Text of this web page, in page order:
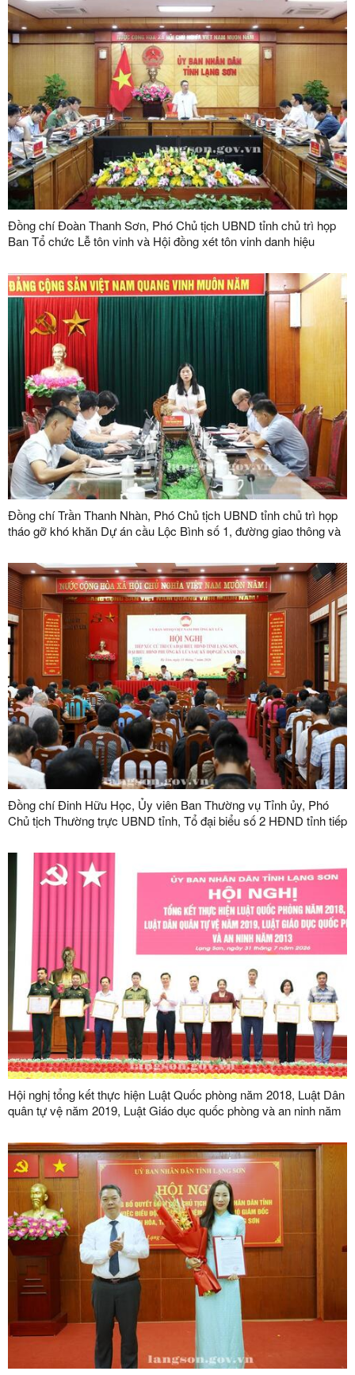
Đồng chí Đoàn Thanh Sơn, Phó Chủ tịch UBND tỉnh chủ trì họp
Ban Tổ chức Lễ tôn vinh và Hội đồng xét tôn vinh danh hiệu
năm 2026
Đồng chí Trần Thanh Nhàn, Phó Chủ tịch UBND tỉnh chủ trì họp
tháo gỡ khó khăn Dự án cầu Lộc Bình số 1, đường giao thông và
Đồng chí Đinh Hữu Học, Ủy viên Ban Thường vụ Tỉnh ủy, Phó
Chủ tịch Thường trực UBND tỉnh, Tổ đại biểu số 2 HĐND tỉnh tiếp
Hội nghị tổng kết thực hiện Luật Quốc phòng năm 2018, Luật Dân
quân tự vệ năm 2019, Luật Giáo dục quốc phòng và an ninh năm